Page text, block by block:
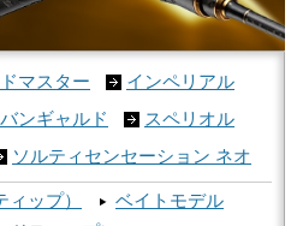
マスター
インペリアル
ンギャルド
スペリオル
ソルティセンセーション ネオ
ップ）
ベイトモデル